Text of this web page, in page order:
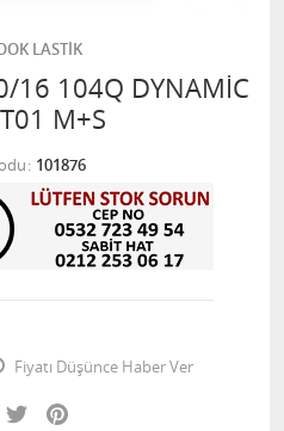
LASTİK
16 104Q DYNAMİC
M+S
101876
Fiyatı Düşünce Haber Ver
Facebook
Twitter